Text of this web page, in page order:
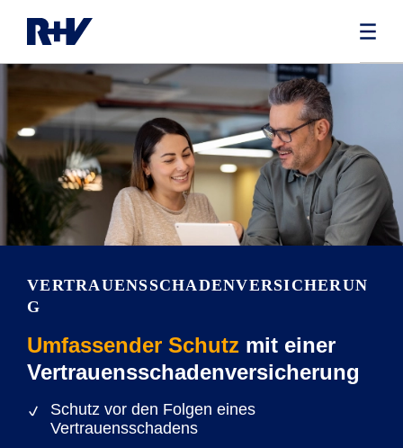
VERTRAUENSSCHADENVERSICHERUN
G
Umfassender Schutz mit einer
Vertrauensschadenversicherung
Schutz vor den Folgen eines
Vertrauensschadens